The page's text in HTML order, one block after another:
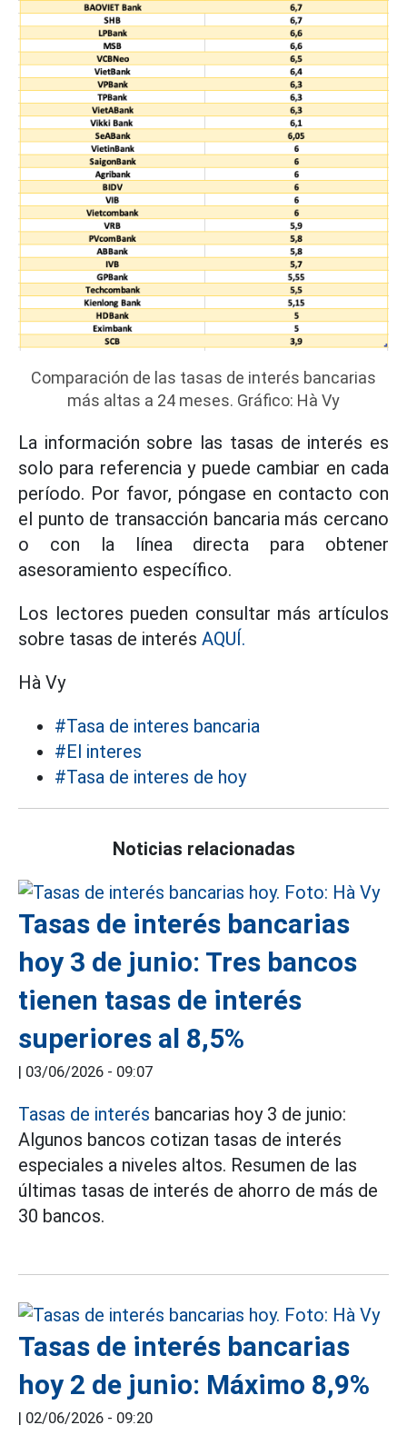
Comparación de las tasas de interés bancarias
más altas a 24 meses. Gráfico: Hà Vy
La información sobre las tasas de interés es
solo para referencia y puede cambiar en cada
período. Por favor, póngase en contacto con
el punto de transacción bancaria más cercano
o con la línea directa para obtener
asesoramiento específico.
Los lectores pueden consultar más artículos
sobre tasas de interés AQUÍ.
Hà Vy
#Tasa de interes bancaria
#El interes
#Tasa de interes de hoy
Noticias relacionadas
Tasas de interés bancarias
hoy 3 de junio: Tres bancos
tienen tasas de interés
superiores al 8,5%
| 03/06/2026 - 09:07
Tasas de interés bancarias hoy 3 de junio:
Algunos bancos cotizan tasas de interés
especiales a niveles altos. Resumen de las
últimas tasas de interés de ahorro de más de
30 bancos.
Tasas de interés bancarias
hoy 2 de junio: Máximo 8,9%
| 02/06/2026 - 09:20